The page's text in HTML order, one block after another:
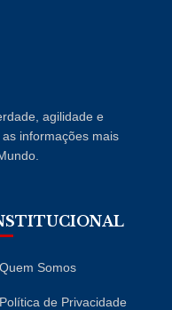
agilidade e
informações mais
Quem Somos
Política de Privacidade